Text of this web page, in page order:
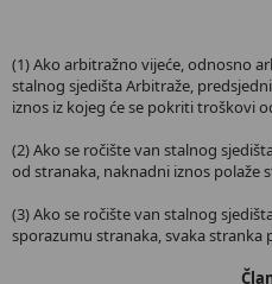
(1) Ako arbitražno vijeće, odnosno
stalnog sjedišta Arbitraže,
iznos iz kojeg će se pokriti troškovi
(2) Ako se ročište van stalnog
od stranaka, naknadni iznos polaže
(3) Ako se ročište van stalnog
sporazumu stranaka, svaka